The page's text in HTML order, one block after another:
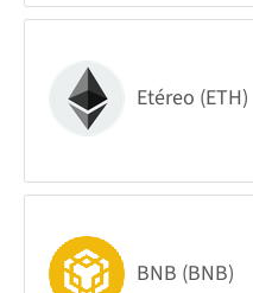
Etéreo (ETH)
BNB (BNB)